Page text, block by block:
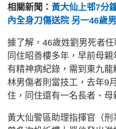
相關新聞： 黃大仙上邨7分
內全身刀傷送院 另一46歲
據了解，46歲姓劉男死者
同住昭善樓多年，早前母
有精神病紀錄，需到東九
林男傷者則當技工，去年9
住，同住還有一名長者、母
黃大仙警區助理指揮官（